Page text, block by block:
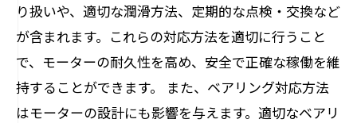
り扱いや、適切な潤滑方法、定期的な点検・交換など
が含まれます。これらの対応方法を適切に行うこと
で、モーターの耐久性を高め、安全で正確な稼働を維
持することができます。 また、ベアリング対応方法
はモーターの設計にも影響を与えます。適切なベアリ